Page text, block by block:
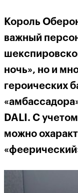
Король
важный
ночь», но и
героических
DALI. С
можно